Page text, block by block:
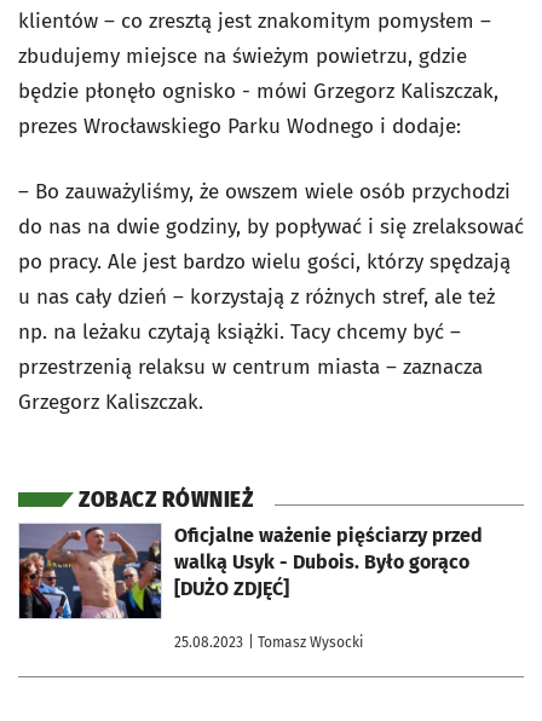
klientów – co zresztą jest znakomitym pomysłem –
zbudujemy miejsce na świeżym powietrzu, gdzie
będzie płonęło ognisko - mówi Grzegorz Kaliszczak,
prezes Wrocławskiego Parku Wodnego i dodaje:
– Bo zauważyliśmy, że owszem wiele osób przychodzi
do nas na dwie godziny, by popływać i się zrelaksować
po pracy. Ale jest bardzo wielu gości, którzy spędzają
u nas cały dzień – korzystają z różnych stref, ale też
np. na leżaku czytają książki. Tacy chcemy być –
przestrzenią relaksu w centrum miasta – zaznacza
Grzegorz Kaliszczak.
ZOBACZ RÓWNIEŻ
Oficjalne ważenie pięściarzy przed
walką Usyk - Dubois. Było gorąco
[DUŻO ZDJĘĆ]
25.08.2023 | Tomasz Wysocki
otworzy się w nowej karcie